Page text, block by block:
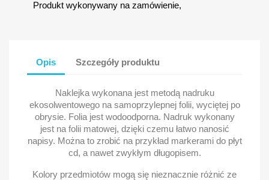
Produkt wykonywany na zamówienie,
Opis Szczegóły produktu
Naklejka wykonana jest metodą nadruku
ekosolwentowego na samoprzylepnej folii, wyciętej po
obrysie. Folia jest wodoodporna. Nadruk wykonany
jest na folii matowej, dzięki czemu łatwo nanosić
napisy. Można to zrobić na przykład markerami do płyt
cd, a nawet zwykłym długopisem.
Kolory przedmiotów mogą się nieznacznie różnić ze